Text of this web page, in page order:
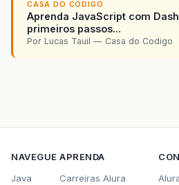
CASA DO CODIGO
Aprenda JavaScript com
primeiros passos...
Por Lucas Tauil — Casa do Codigo
NAVEGUE
Java
APRENDA
Carreiras Alura